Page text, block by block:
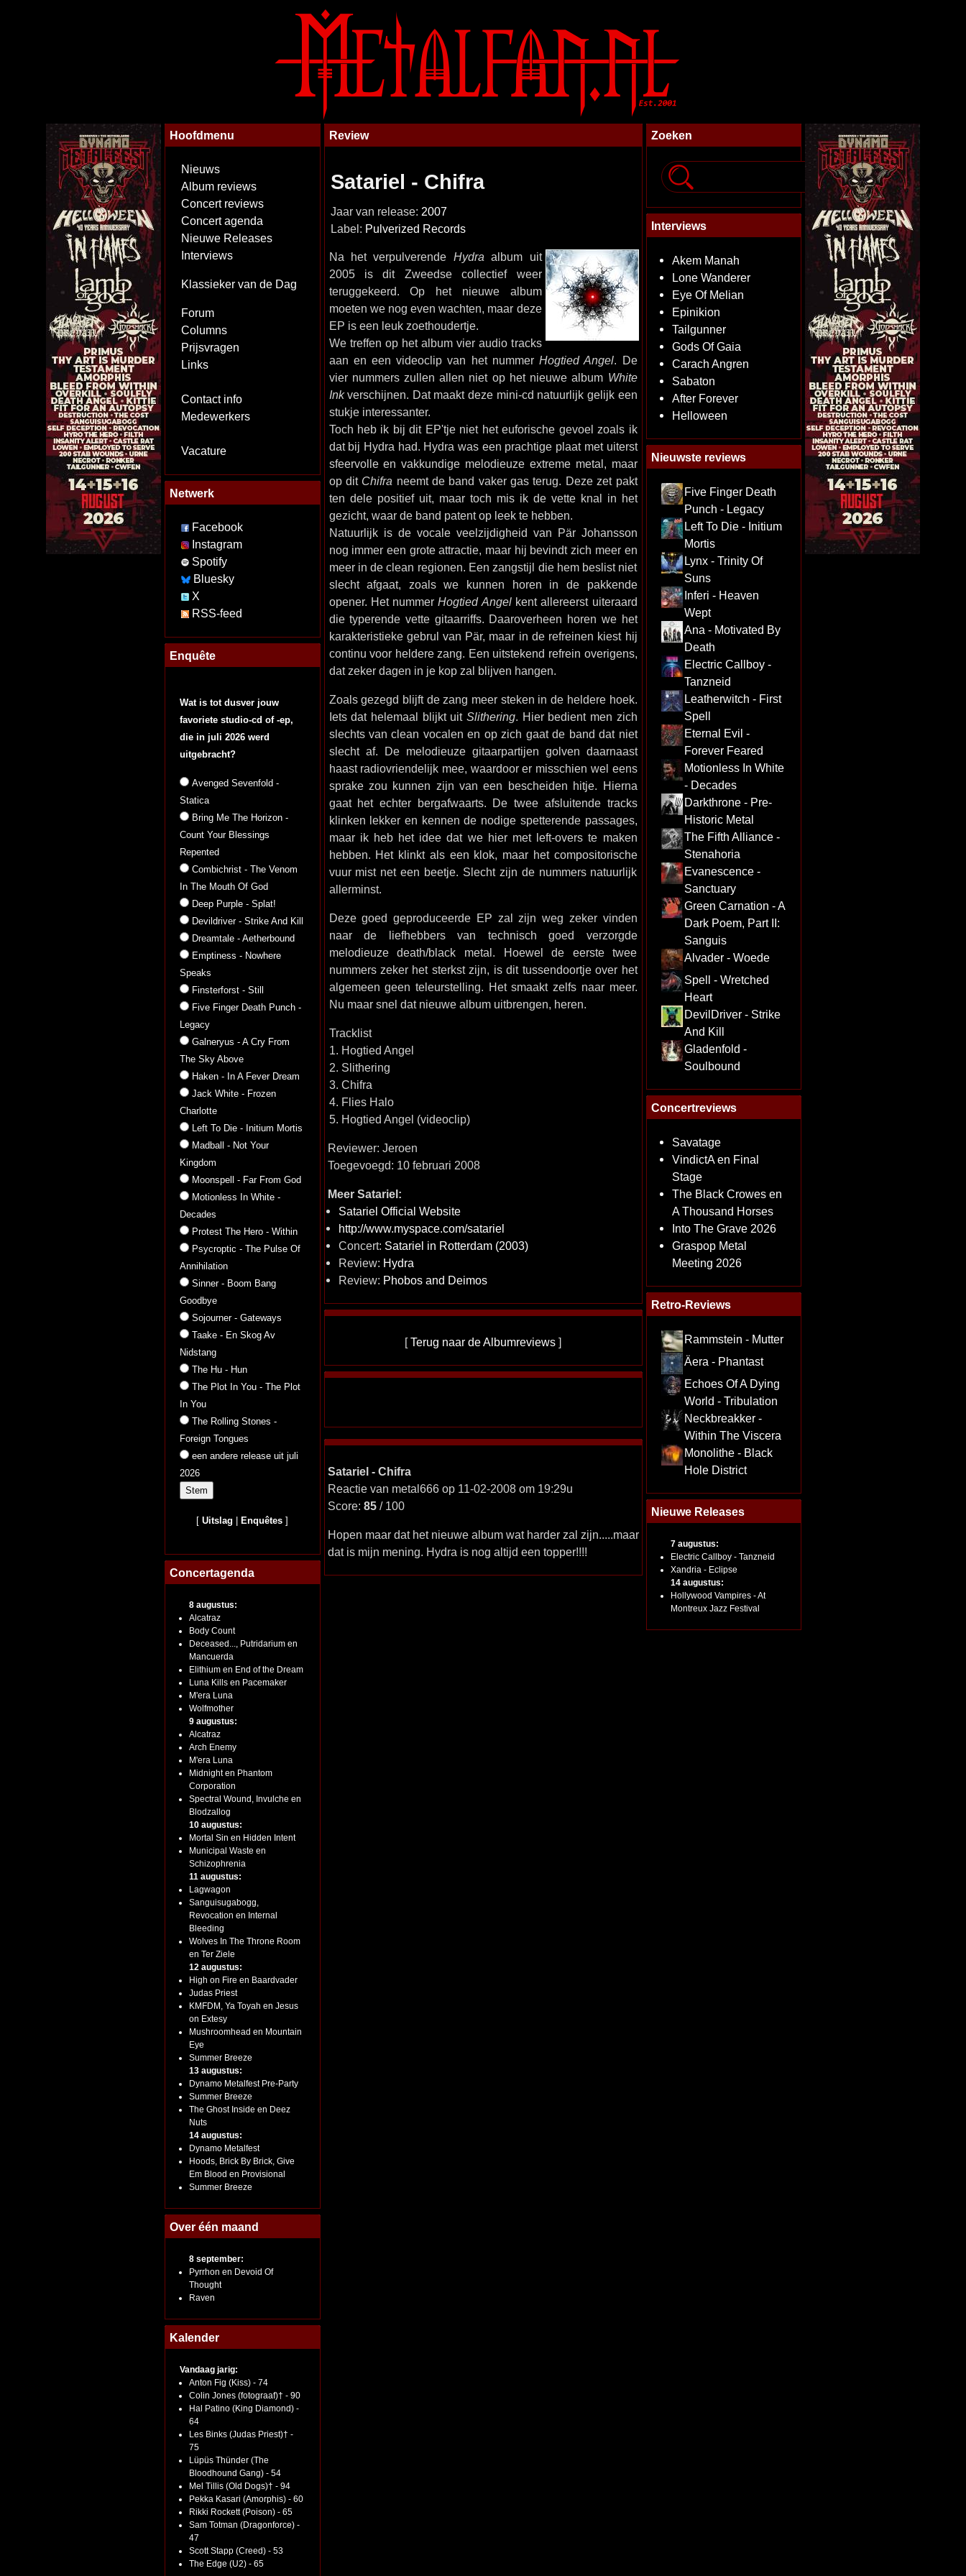
Hoofdmenu
Nieuws
Album reviews
Concert reviews
Concert agenda
Nieuwe Releases
Interviews
Klassieker van de Dag
Forum
Columns
Prijsvragen
Links
Contact info
Medewerkers
Vacature
Netwerk
Facebook
Instagram
Spotify
Bluesky
X
RSS-feed
Enquête
Wat is tot dusver jouw
favoriete studio-cd of -ep,
die in juli 2026 werd
uitgebracht?
Avenged Sevenfold -
Statica
Bring Me The Horizon -
Count Your Blessings
Repented
Combichrist - The Venom
In The Mouth Of God
Deep Purple - Splat!
Devildriver - Strike And Kill
Dreamtale - Aetherbound
Emptiness - Nowhere
Speaks
Finsterforst - Still
Five Finger Death Punch -
Legacy
Galneryus - A Cry From
The Sky Above
Haken - In A Fever Dream
Jack White - Frozen
Charlotte
Left To Die - Initium Mortis
Madball - Not Your
Kingdom
Moonspell - Far From God
Motionless In White -
Decades
Protest The Hero - Within
Psycroptic - The Pulse Of
Annihilation
Sinner - Boom Bang
Goodbye
Sojourner - Gateways
Taake - En Skog Av
Nidstang
The Hu - Hun
The Plot In You - The Plot
In You
The Rolling Stones -
Foreign Tongues
een andere release uit juli
2026
[Uitslag Enquêtes ]
Concertagenda
8 augustus:
Alcatraz
Body Count
Deceased..., Putridarium en
Mancuerda
Elithium en End of the Dream
Luna Kills en Pacemaker
M'era Luna
Wolfmother
9 augustus:
Alcatraz
Arch Enemy
M'era Luna
Midnight en Phantom
Corporation
Spectral Wound, Invulche en
Blodzallog
10 augustus:
Mortal Sin en Hidden Intent
Municipal Waste en
Schizophrenia
11 augustus:
Lagwagon
Sanguisugabogg,
Revocation en Internal
Bleeding
Wolves In The Throne Room
en Ter Ziele
12 augustus:
High on Fire en Baardvader
Judas Priest
KMFDM, Ya Toyah en Jesus
on Extesy
Mushroomhead en Mountain
Eye
Summer Breeze
13 augustus:
Dynamo Metalfest Pre-Party
Summer Breeze
The Ghost Inside en Deez
Nuts
14 augustus:
Dynamo Metalfest
Hoods, Brick By Brick, Give
Em Blood en Provisional
Summer Breeze
Over één maand
8 september:
Pyrrhon en Devoid Of
Thought
Raven
Kalender
Vandaag jarig:
Anton Fig (Kiss) - 74
Colin Jones (fotograaf)† - 90
Hal Patino (King Diamond) -
64
Les Binks (Judas Priest)† -
75
Lüpüs Thünder (The
Bloodhound Gang) - 54
Mel Tillis (Old Dogs)† - 94
Pekka Kasari (Amorphis) - 60
Rikki Rockett (Poison) - 65
Sam Totman (Dragonforce) -
47
Scott Stapp (Creed) - 53
The Edge (U2) - 65
Review
Satariel - Chifra
Jaar van release: 2007
Label: Pulverized Records
Na het verpulverende Hydra album uit
2005 is dit Zweedse collectief weer
teruggekeerd. Op het nieuwe album
moeten we nog even wachten, maar deze
EP is een leuk zoethoudertje.
We treffen op het album vier audio tracks
aan en een videoclip van het nummerHogtied Angel. De
vier nummers zullen allen niet op het nieuwe album White
Inkverschijnen. Dat maakt deze mini-cd natuurlijk gelijk een
stukje interessanter.
Toch heb ik bij dit EP'tje niet het euforische gevoel zoals ik
dat bij Hydra had. Hydra was een prachtige plaat met uiterst
sfeervolle en vakkundige melodieuze extreme metal, maar
op dit Chifra neemt de band vaker gas terug. Deze zet pakt
ten dele positief uit, maar toch mis ik de vette knal in het
gezicht, waar de band patent op leek te hebben.
Natuurlijk is de vocale veelzijdigheid van Pär Johansson
nog immer een grote attractie, maar hij bevindt zich meer en
meer in de clean regionen. Een zangstijl die hem beslist niet
slecht afgaat, zoals we kunnen horen in de pakkende
opener. Het nummerHogtied Angelkent allereerst uiteraard
die typerende vette gitaarriffs. Daaroverheen horen we het
karakteristieke gebrul van Pär, maar in de refreinen kiest hij
continu voor heldere zang. Een uitstekend refrein overigens,
dat zeker dagen in je kop zal blijven hangen.
Zoals gezegd blijft de zang meer steken in de heldere hoek.
Iets dat helemaal blijkt uit Slithering. Hier bedient men zich
slechts van clean vocalen en op zich gaat de band dat niet
slecht af. De melodieuze gitaarpartijen golven daarnaast
haast radiovriendelijk mee, waardoor er misschien wel eens
sprake zou kunnen zijn van een bescheiden hitje. Hierna
gaat het echter bergafwaarts. De twee afsluitende tracks
klinken lekker en kennen de nodige spetterende passages,
maar ik heb het idee dat we hier met left-overs te maken
hebben. Het klinkt als een klok, maar het compositorische
vuur mist net een beetje. Slecht zijn de nummers natuurlijk
allerminst.
Deze goed geproduceerde EP zal zijn weg zeker vinden
naar de liefhebbers van technisch goed verzorgde
melodieuze death/black metal. Hoewel de eerste twee
nummers zeker het sterkst zijn, is dit tussendoortje over het
algemeen geen teleurstelling. Het smaakt zelfs naar meer.
Nu maar snel dat nieuwe album uitbrengen, heren.
Tracklist
1. Hogtied Angel
2. Slithering
3. Chifra
4. Flies Halo
5. Hogtied Angel (videoclip)
Reviewer: Jeroen
Toegevoegd: 10 februari 2008
Meer Satariel:
Satariel Official Website
http://www.myspace.com/satariel
Concert: Satariel in Rotterdam (2003)
Review: Hydra
Review: Phobos and Deimos
[Terug naar de Albumreviews ]
Satariel - Chifra
Reactie van metal666 op 11-02-2008 om 19:29u
Score: 85/ 100
Hopen maar dat het nieuwe album wat harder zal zijn.....maar
dat is mijn mening. Hydra is nog altijd een topper!!!!
Zoeken
Interviews
Akem Manah
Lone Wanderer
Eye Of Melian
Epinikion
Tailgunner
Gods Of Gaia
Carach Angren
Sabaton
After Forever
Helloween
Nieuwste reviews
Five Finger Death
Punch - Legacy
Left To Die - Initium
Mortis
Lynx - Trinity Of
Suns
Inferi - Heaven
Wept
Ana - Motivated By
Death
Electric Callboy -
Tanzneid
Leatherwitch - First
Spell
Eternal Evil -
Forever Feared
Motionless In White
- Decades
Darkthrone - Pre-
Historic Metal
The Fifth Alliance -
Stenahoria
Evanescence -
Sanctuary
Green Carnation - A
Dark Poem, Part II:
Sanguis
Alvader - Woede
Spell - Wretched
Heart
DevilDriver - Strike
And Kill
Gladenfold -
Soulbound
Concertreviews
Savatage
VindictA en Final
Stage
The Black Crowes en
A Thousand Horses
Into The Grave 2026
Graspop Metal
Meeting 2026
Retro-Reviews
Rammstein - Mutter
Äera - Phantast
Echoes Of A Dying
World - Tribulation
Neckbreakker -
Within The Viscera
Monolithe - Black
Hole District
Nieuwe Releases
7 augustus:
Electric Callboy - Tanzneid
Xandria - Eclipse
14 augustus:
Hollywood Vampires - At
Montreux Jazz Festival